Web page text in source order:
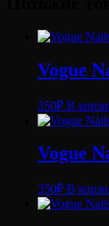
Vogue
350₽ В
Vogue
350₽ В